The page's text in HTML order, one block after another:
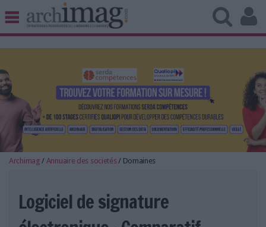
BIBLIOTHÈQUE ÉDITION
UNIVERS DATA
TRAVAIL COLLABORATIF
VIE NUMÉRIQUE
NUMÉRIQUE RESPONSABLE
LES DOSSIERS
Archimag / Annuaire des societés / Domaines
Logiciel de signature